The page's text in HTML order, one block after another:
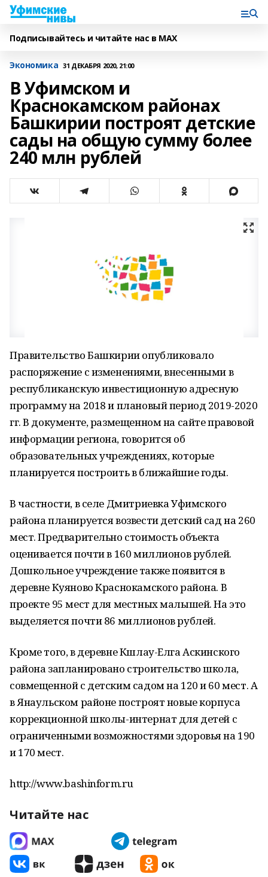
Подписывайтесь и читайте нас в MAX
Экономика 31 ДЕКАБРЯ 2020, 21:00
В Уфимском и
Краснокамском районах
Башкирии построят детские
сады на общую сумму более
240 млн рублей
Правительство Башкирии опубликовало
распоряжение с изменениями, внесенными в
республиканскую инвестиционную адресную
программу на 2018 и плановый период 2019-2020
гг. В документе, размещенном на сайте правовой
информации региона, говорится об
образовательных учреждениях, которые
планируется построить в ближайшие годы.
В частности, в селе Дмитриевка Уфимского
района планируется возвести детский сад на 260
мест. Предварительно стоимость объекта
оценивается почти в 160 миллионов рублей.
Дошкольное учреждение также появится в
деревне Куяново Краснокамского района. В
проекте 95 мест для местных малышей. На это
выделяется почти 86 миллионов рублей.
Кроме того, в деревне Кшлау-Елга Аскинского
района запланировано строительство школа,
совмещенной с детским садом на 120 и 60 мест. А
в Янаульском районе построят новые корпуса
коррекционной школы-интернат для детей с
ограниченными возможностями здоровья на 190
и 170 мест.
http://www.bashinform.ru
Читайте нас